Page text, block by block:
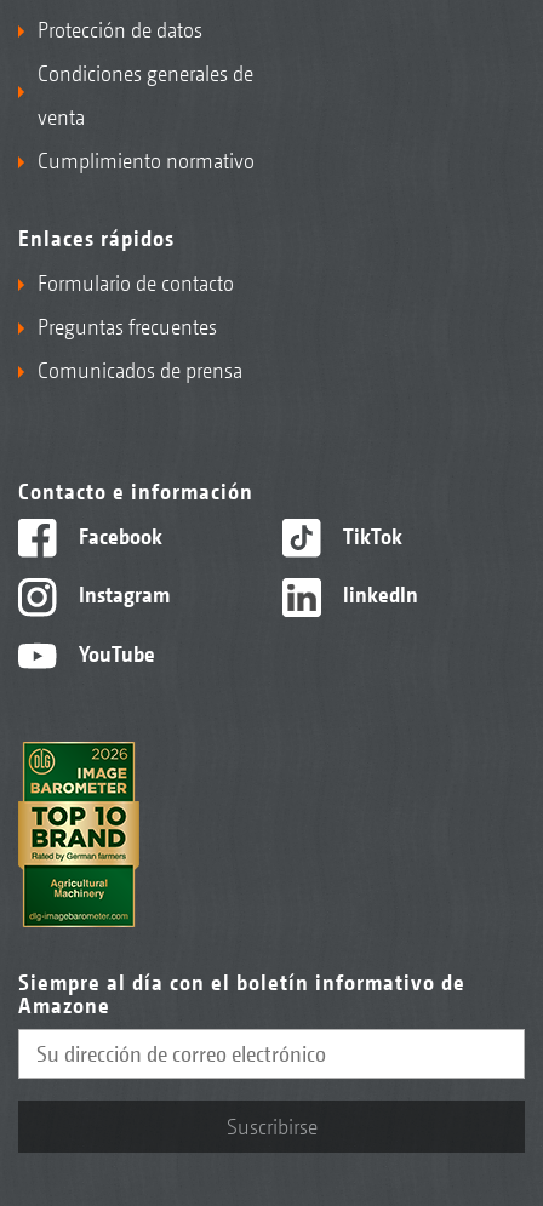
Protección de datos
Condiciones generales de
venta
Cumplimiento normativo
Enlaces rápidos
Formulario de contacto
Preguntas frecuentes
Comunicados de prensa
Contacto e información
Facebook
Instagram
YouTube
TikTok
linkedIn
Siempre al día con el boletín informativo de
Amazone
Suscribirse